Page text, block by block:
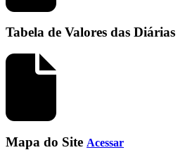
Tabela de Valores das Diárias
Mapa do Site Acessar